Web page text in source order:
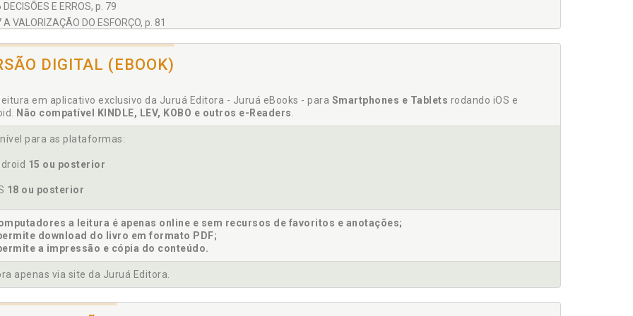
DECISÕES E ERROS, p. 79
A VALORIZAÇÃO DO ESFORÇO, p. 81
DISCUSSÃO PRELIMINAR: A COMUNICAÇÃO E A OPÇÃO PELA ATIVIDADE POLICIAL, p. 85
APONTAMENTOS SOBRE COMUNICAÇÃO ORGANIZACIONAL, p. 87
COMUNICAÇÃO, TENSÕES E CONFLITOS ORGANIZACIONAIS, p. 93
PERSPECTIVAS À COMUNICAÇÃO NAS ORGANIZAÇÕES POLICIAIS, p. 97
DAS RELAÇÕES NAS ORGANIZAÇÕES POLICIAIS, p. 101
CONHECENDO OS INDIVÍDUOS, p. 103
CONHECENDO OS CONFLITOS, p. 107
5.4.1 A Otimização dos Meios Disponíveis, p. 109
5.4.2 O Trabalho em Equipe, p. 110
5.4.3 A Liderança Compartilhada, p. 111
5.4.5 Atribuições e Níveis de Responsabilidade, p. 112
DIGITAL (EBOOK)
em aplicativo exclusivo da Juruá Editora - Juruá eBooks - para Smartphones e Tablets rodando iOS e
Não compatível KINDLE, LEV, KOBO e outros e-Readers.
para as plataformas:
15 ou posterior
18 ou posterior
a leitura é apenas online e sem recursos de favoritos e anotações;
download do livro em formato PDF;
a impressão e cópia do conteúdo.
apenas via site da Juruá Editora.